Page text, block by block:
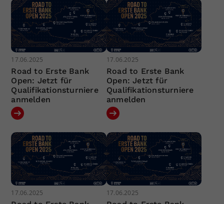
17.06.2025
Road to Erste Bank
Open: Jetzt für
Qualifikationsturniere
anmelden
17.06.2025
Road to Erste Bank
Open: Jetzt für
Qualifikationsturniere
anmelden
17.06.2025 17.06.2025